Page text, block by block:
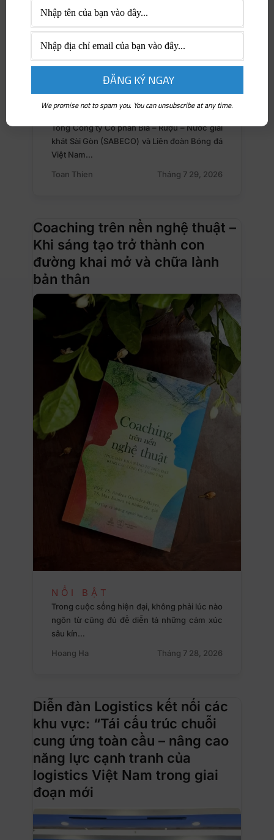
NỔI BẬT
Tổng Công ty Cổ phần Bia – Rượu – Nước giải
khát Sài Gòn (SABECO) và Liên đoàn Bóng đá
Việt Nam…
Toan Thien
Tháng 7 29, 2026
Coaching trên nền nghệ thuật –
Khi sáng tạo trở thành con
đường khai mở và chữa lành
bản thân
NỔI BẬT
Trong cuộc sống hiện đại, không phải lúc nào
ngôn từ cũng đủ để diễn tả những cảm xúc
sâu kín…
Hoang Ha
Tháng 7 28, 2026
Diễn đàn Logistics kết nối các
khu vực: “Tái cấu trúc chuỗi
cung ứng toàn cầu – nâng cao
năng lực cạnh tranh của
logistics Việt Nam trong giai
đoạn mới
We promise not to spam you. You can unsubscribe at any time.